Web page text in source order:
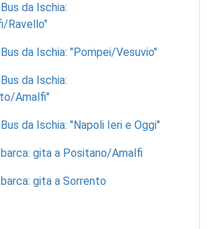
da Ischia:
Ravello"
da Ischia: "Pompei/Vesuvio"
da Ischia:
Amalfi"
da Ischia: "Napoli Ieri e Oggi"
gita a Positano/Amalfi
gita a Sorrento